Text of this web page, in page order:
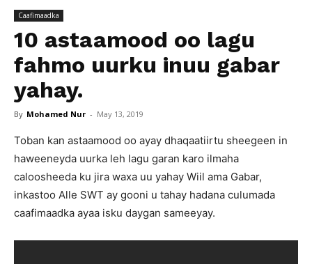
Caafimaadka
10 astaamood oo lagu
fahmo uurku inuu gabar
yahay.
By Mohamed Nur - May 13, 2019
Toban kan astaamood oo ayay dhaqaatiirtu sheegeen in
haweeneyda uurka leh lagu garan karo ilmaha
caloosheeda ku jira waxa uu yahay Wiil ama Gabar,
inkastoo Alle SWT ay gooni u tahay hadana culumada
caafimaadka ayaa isku daygan sameeyay.